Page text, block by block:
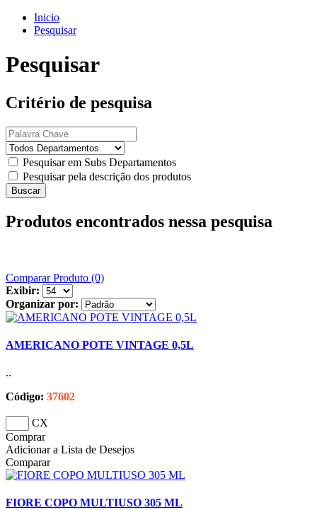
Inicio
Pesquisar
Pesquisar
Critério de pesquisa
Pesquisar em Subs Departamentos
Pesquisar pela descrição dos produtos
Produtos encontrados nessa pesquisa
Comparar Produto (0)
Exibir:
Organizar por:
AMERICANO POTE VINTAGE 0,5L
..
Código: 37602
CX
Comprar
Adicionar a Lista de Desejos
Comparar
FIORE COPO MULTIUSO 305 ML